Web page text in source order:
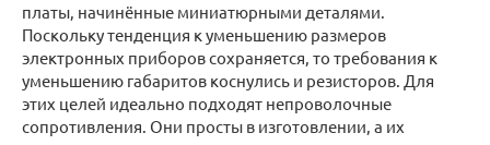
платы, начинённые миниатюрными деталями.
Поскольку тенденция к уменьшению размеров
электронных приборов сохраняется, то требования к
уменьшению габаритов коснулись и резисторов. Для
этих целей идеально подходят непроволочные
сопротивления. Они просты в изготовлении, а их